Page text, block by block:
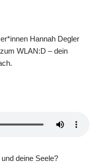
Hannah Degler
WLAN:D – dein
deine Seele?